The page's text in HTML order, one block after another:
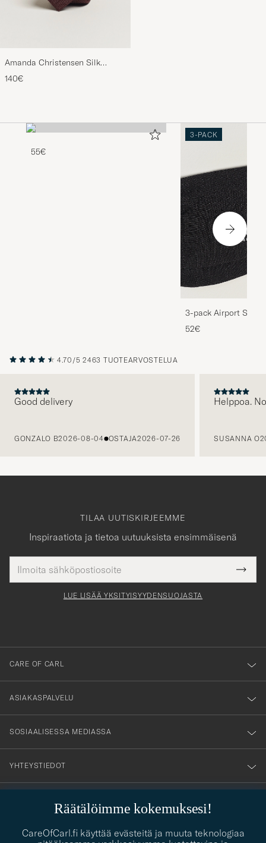
Amanda Christensen Silk
Grenadine 8 cm Tie Wine
140€
55€
3-PACK
3-pack Airport
Melange
52€
4.70/5 2463 TUOTEARVOSTELUA
Good delivery
GONZALO B2026-08-04 OSTAJA2026-07-26
Helppoa.
SUSANNA O
Räätälöimme kokemuksesi!
CareOfCarl.fi käyttää evästeitä ja muuta teknologiaa
TILAA UUTISKIRJEEMME
Inspiraatiota ja tietoa uutuuksista ensimmäisenä
tieto
Tack
för
dig
till
vårt
nyhetsbrev!
LUE LISÄÄ YKSITYISYYDENSUOJASTA
CARE OF CARL
ASIAKASPALVELU
SOSIAALISESSA MEDIASSA
YHTEYSTIEDOT
PUKEUTUMISNEUVONTA
Kaipaatko apua oman tyylisi löytämiseen? Me autamme sinua